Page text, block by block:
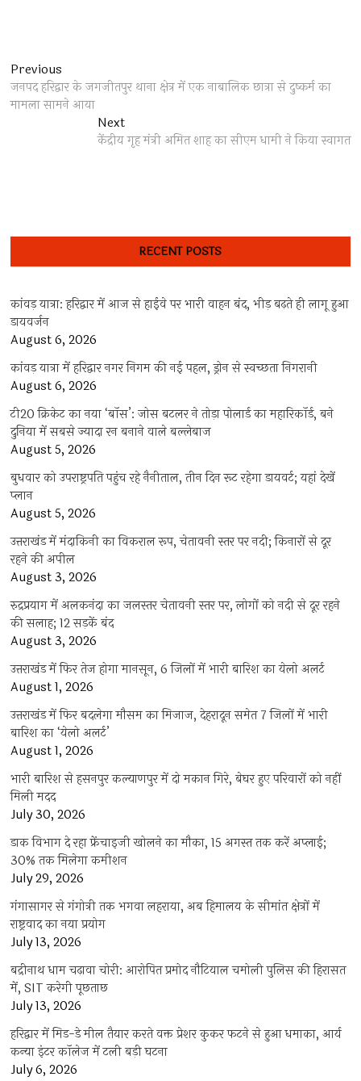
Post
navigation
Previous
post:
जनपद हरिद्वार के जगजीतपुर थाना क्षेत्र में एक नाबालिक छात्रा से दुष्कर्म का
मामला सामने आया
NextNext
post:
केंद्रीय गृह मंत्री अमित शाह का सीएम धामी ने किया स्वागत
RECENT POSTS
कांवड़ यात्रा: हरिद्वार में आज से हाईवे पर भारी वाहन बंद, भीड़ बढ़ते ही लागू हुआ
डायवर्जन
August 6, 2026
कांवड़ यात्रा में हरिद्वार नगर निगम की नई पहल, ड्रोन से स्वच्छता निगरानी
August 6, 2026
टी20 क्रिकेट का नया ‘बॉस’: जोस बटलर ने तोड़ा पोलार्ड का महारिकॉर्ड, बने
दुनिया में सबसे ज्यादा रन बनाने वाले बल्लेबाज
August 5, 2026
बुधवार को उपराष्ट्रपति पहुंच रहे नैनीताल, तीन दिन रूट रहेगा डायवर्ट; यहां देखें
प्‍लान
August 5, 2026
उत्तराखंड में मंदाकिनी का विकराल रूप, चेतावनी स्तर पर नदी; किनारों से दूर
रहने की अपील
August 3, 2026
रुद्रप्रयाग में अलकनंदा का जलस्तर चेतावनी स्तर पर, लोगों को नदी से दूर रहने
की सलाह; 12 सड़कें बंद
August 3, 2026
उत्तराखंड में फिर तेज होगा मानसून, 6 जिलों में भारी बारिश का येलो अलर्ट
August 1, 2026
उत्तराखंड में फिर बदलेगा मौसम का मिजाज, देहरादून समेत 7 जिलों में भारी
बारिश का ‘येलो अलर्ट’
August 1, 2026
भारी बारिश से हसनपुर कल्याणपुर में दो मकान गिरे, बेघर हुए परिवारों को नहीं
मिली मदद
July 30, 2026
डाक विभाग दे रहा फ्रेंचाइजी खोलने का मौका, 15 अगस्त तक करें अप्लाई;
30% तक मिलेगा कमीशन
July 29, 2026
गंगासागर से गंगोत्री तक भगवा लहराया, अब हिमालय के सीमांत क्षेत्रों में
राष्ट्रवाद का नया प्रयोग
July 13, 2026
बद्रीनाथ धाम चढ़ावा चोरी: आरोपित प्रमोद नौटियाल चमोली पुलिस की हिरासत
में, SIT करेगी पूछताछ
July 13, 2026
हरिद्वार में मिड-डे मील तैयार करते वक्त प्रेशर कुकर फटने से हुआ धमाका, आर्य
कन्या इंटर कॉलेज में टली बड़ी घटना
July 6, 2026